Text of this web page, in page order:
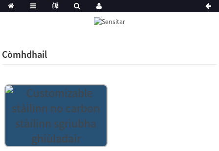
Còmhdhail